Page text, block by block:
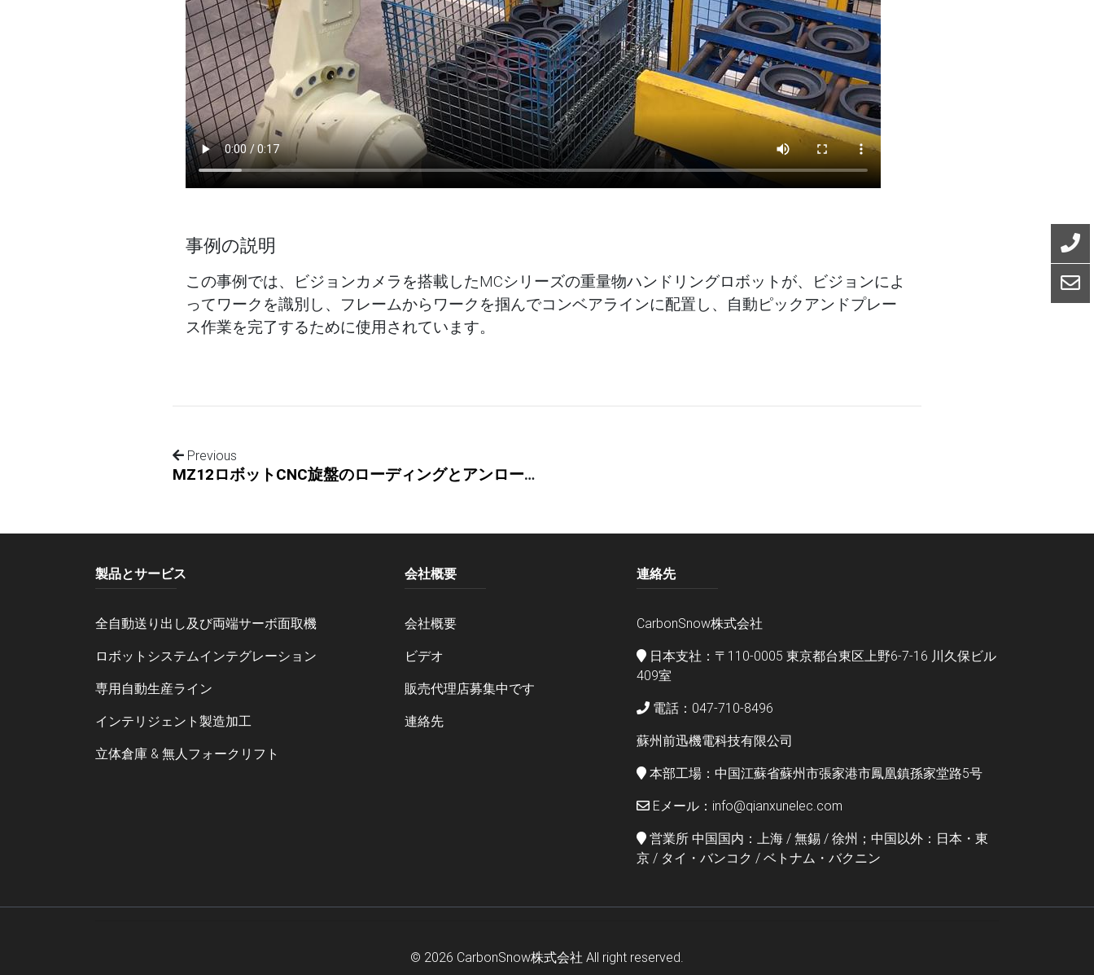
事例の説明
この事例では、ビジョンカメラを搭載したMCシリーズの重量物ハンドリングロボットが、ビジョンによ
ってワークを識別し、フレームからワークを掴んでコンベアラインに配置し、自動ピックアンドプレー
ス作業を完了するために使用されています。
Previous
MZ12ロボットCNC旋盤のローディングとアンローディング
製品とサービス
全自動送り出し及び両端サーボ面取機
ロボットシステムインテグレーション
専用自動生産ライン
インテリジェント製造加工
立体倉庫 & 無人フォークリフト
会社概要
会社概要
ビデオ
販売代理店募集中です
連絡先
連絡先
CarbonSnow株式会社
日本支社：〒110-0005 東京都台東区上野6-7-16 川久保ビル
409室
電話：047-710-8496
蘇州前迅機電科技有限公司
本部工場：中国江蘇省蘇州市張家港市鳳凰鎮孫家堂路5号
Eメール：info@qianxunelec.com
営業所 中国国内：上海 / 無錫 / 徐州；中国以外：日本・東
京 / タイ・バンコク / ベトナム・バクニン
© 2026 CarbonSnow株式会社 All right reserved.